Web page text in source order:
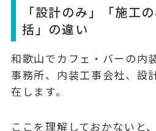
「設計のみ」「施工
括」の違い
和歌山でカフェ・バーの内
事務所、内装工事会社、設
在します。
ここを理解しておかないと